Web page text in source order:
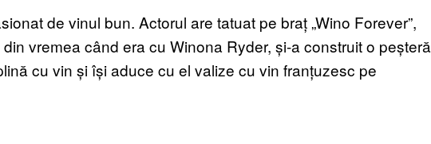
de vinul bun. Actorul are tatuat pe braț „Wino Forever”,
vremea când era cu Winona Ryder, și-a construit o peșteră
cu vin și își aduce cu el valize cu vin franțuzesc pe